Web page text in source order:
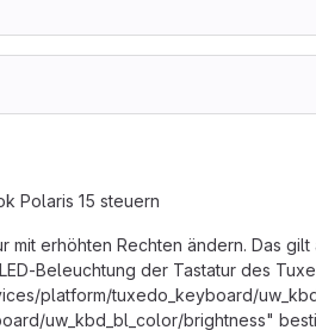
Polaris 15 steuern
mit erhöhten Rechten ändern. Das
Beleuchtung der Tastatur des
platform/tuxedo_keyboard/
uw_kbd_bl_color/brightness"